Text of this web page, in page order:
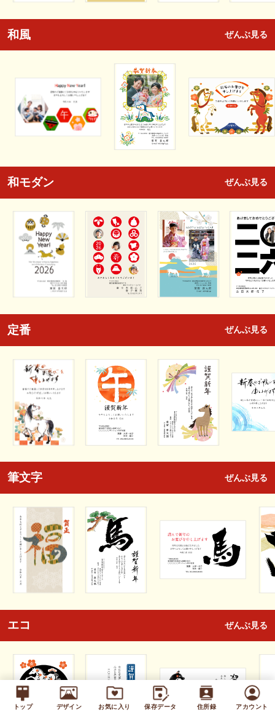
トップ デザイン お気に入り 保存データ 住所録 アカウント
和風 ぜんぶ見る
和モダン ぜんぶ見る
定番 ぜんぶ見る
筆文字 ぜんぶ見る
エコ ぜんぶ見る